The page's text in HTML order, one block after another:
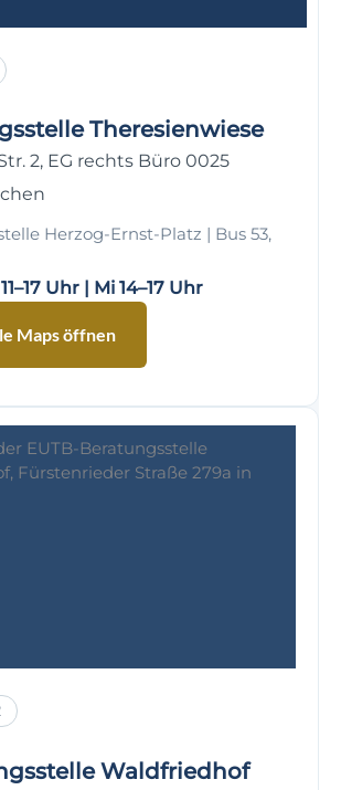
Theresienwiese
2, EG rechts Büro 0025
Herzog-Ernst-Platz | Bus 53,
Uhr | Mi 14–17 Uhr
Maps öffnen
Waldfriedhof